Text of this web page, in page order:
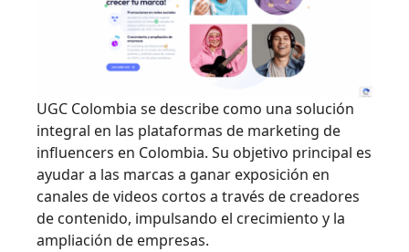
UGC Colombia se describe como una solución
integral en las plataformas de marketing de
influencers en Colombia. Su objetivo principal es
ayudar a las marcas a ganar exposición en
canales de videos cortos a través de creadores
de contenido, impulsando el crecimiento y la
ampliación de empresas.